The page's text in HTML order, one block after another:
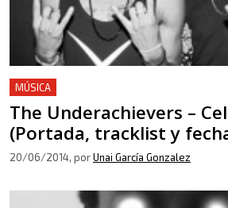
MÚSICA
The Underachievers –
(Portada, tracklist y
20/06/2014, porUnai García Gonzalez